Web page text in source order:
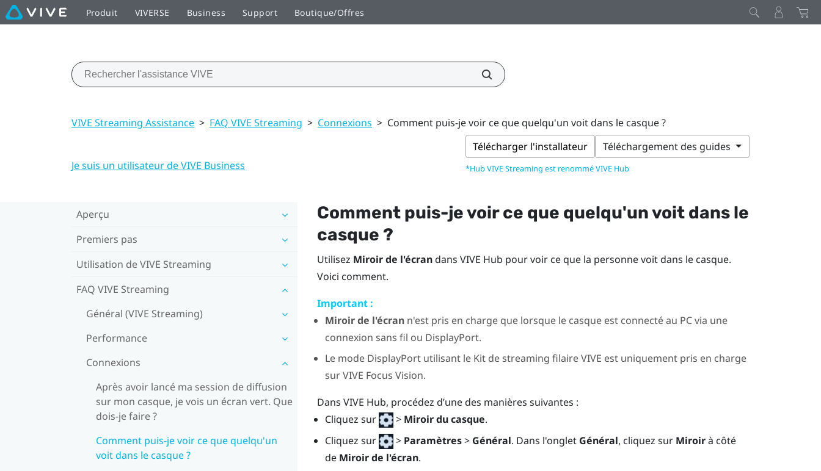
Produit VIVERSE Business Support Boutique/Offres
VIVE Streaming Assistance > FAQ VIVE Streaming > Connexions > Comment puis-je voir ce que quelqu'un voit dans le casque ?
Télécharger l'installateur
*Hub VIVE Streaming est renommé VIVE Hub
Téléchargement des guides
Je suis un utilisateur de VIVE Business
Aperçu
Premiers pas
Utilisation de VIVE Streaming
FAQ VIVE Streaming
Général (VIVE Streaming)
Performance
Connexions
Après avoir lancé ma session de diffusion
sur mon casque, je vois un écran vert. Que
dois-je faire ?
Comment puis-je voir ce que quelqu'un
voit dans le casque ?
Comment puis-je voir ce que quelqu'un voit dans le
casque ?
Utilisez Miroir de l'écrandans VIVE Hub pour voir ce que la personne voit dans le casque.
Voici comment.
Important :
Miroir de l'écrann'est pris en charge que lorsque le casque est connecté au PC via une
connexion sans fil ou DisplayPort.
Le mode DisplayPortutilisant le Kit de streaming filaire VIVE est uniquement pris en charge
surVIVE Focus Vision.
Dans VIVE Hub, procédez d’une des manières suivantes :
Cliquez sur
> Miroir du casque.
Cliquez sur
> Paramètres> Général. Dans l'onglet Général, cliquez sur Miroirà côté
de Miroir de l'écran.